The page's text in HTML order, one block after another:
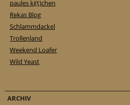
paules ki(t)chen
Rekas Blog
Schlammdackel
Trollenland
Weekend Loafer
Wild Yeast
ARCHIV